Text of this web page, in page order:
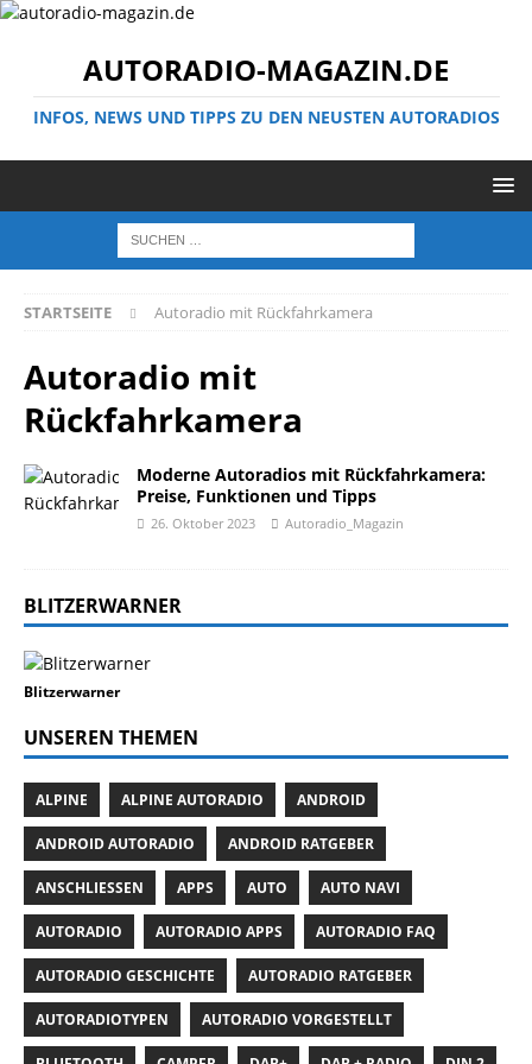
AUTORADIO-MAGAZIN.DE
INFOS, NEWS UND TIPPS ZU DEN NEUSTEN AUTORADIOS
STARTSEITE Autoradio mit Rückfahrkamera
Autoradio mit
Rückfahrkamera
Moderne Autoradios mit Rückfahrkamera:
Preise, Funktionen und Tipps
26. Oktober 2023 Autoradio_Magazin
BLITZERWARNER
Blitzerwarner
UNSEREN THEMEN
ALPINE ALPINE AUTORADIO ANDROID
ANDROID AUTORADIO ANDROID RATGEBER
ANSCHLIESSEN APPS AUTO AUTO NAVI
AUTORADIO AUTORADIO APPS AUTORADIO FAQ
AUTORADIO GESCHICHTE AUTORADIO RATGEBER
AUTORADIOTYPEN AUTORADIO VORGESTELLT